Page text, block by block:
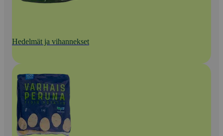
Hedelmät ja vihannekset